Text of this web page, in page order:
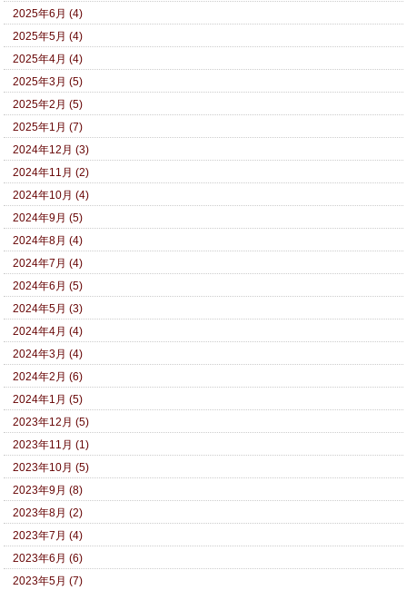
2025年6月 (4)
2025年5月 (4)
2025年4月 (4)
2025年3月 (5)
2025年2月 (5)
2025年1月 (7)
2024年12月 (3)
2024年11月 (2)
2024年10月 (4)
2024年9月 (5)
2024年8月 (4)
2024年7月 (4)
2024年6月 (5)
2024年5月 (3)
2024年4月 (4)
2024年3月 (4)
2024年2月 (6)
2024年1月 (5)
2023年12月 (5)
2023年11月 (1)
2023年10月 (5)
2023年9月 (8)
2023年8月 (2)
2023年7月 (4)
2023年6月 (6)
2023年5月 (7)